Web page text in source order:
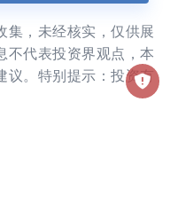
集，未经核实，仅供展
不代表投资界观点，本
议。特别提示：投资有